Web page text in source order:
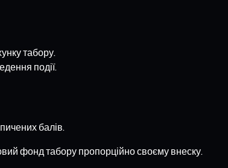
табору.
події.
балів.
фонд табору пропорційно своєму внеску.